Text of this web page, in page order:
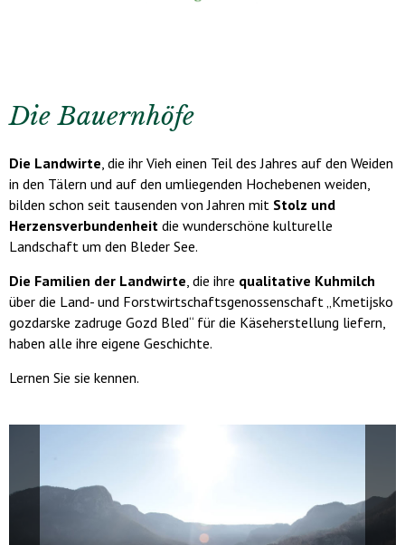
Die Bauernhöfe
Die Landwirte, die ihr Vieh einen Teil des Jahres auf den Weiden
in den Tälern und auf den umliegenden Hochebenen weiden,
bilden schon seit tausenden von Jahren mit Stolz und
Herzensverbundenheit die wunderschöne kulturelle
Landschaft um den Bleder See.
Die Familien der Landwirte, die ihre qualitative Kuhmilch
über die Land- und Forstwirtschaftsgenossenschaft „Kmetijsko
gozdarske zadruge Gozd Bled“ für die Käseherstellung liefern,
haben alle ihre eigene Geschichte.
Lernen Sie sie kennen.